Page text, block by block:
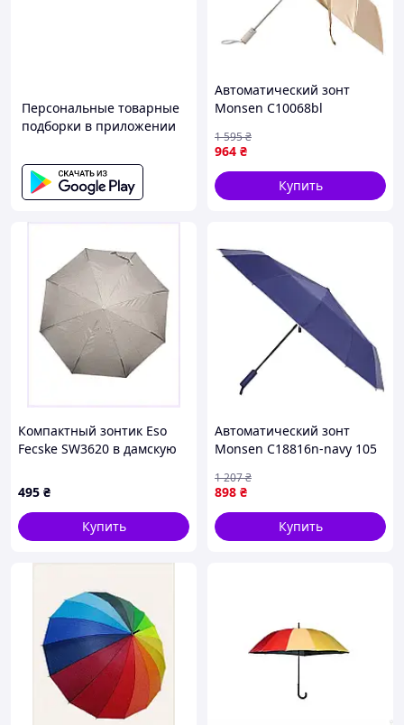
Персональные товарные
подборки в приложении
Автоматический зонт
Monsen C10068bl
964 ₴
1 595₴
Купить
Компактный зонтик Eso
Fecske SW3620 в дамскую
495 ₴
Купить
Автоматический зонт
Monsen C18816n-navy 105
898 ₴
1 207₴
Купить